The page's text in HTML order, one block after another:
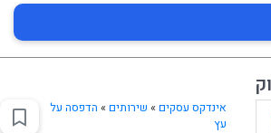
אינדקס עסקים » שירותים» הדפסה על
עץ